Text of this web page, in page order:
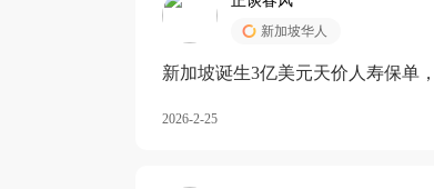
新加坡华人
新加坡诞生3亿美元天价人寿保单
2026-2-25